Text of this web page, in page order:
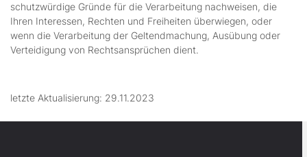
schutzwürdige Gründe für die Verarbeitung nachweisen, die
Ihren Interessen, Rechten und Freiheiten überwiegen, oder
wenn die Verarbeitung der Geltendmachung, Ausübung oder
Verteidigung von Rechtsansprüchen dient.
letzte Aktualisierung: 29.11.2023